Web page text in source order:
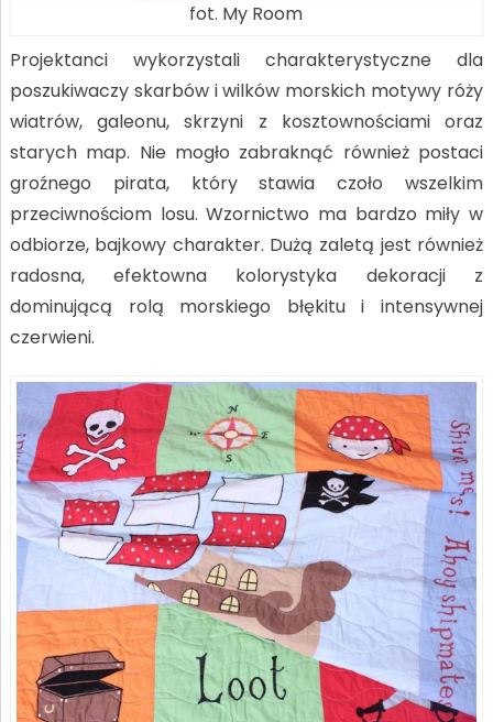
fot. My Room
Projektanci wykorzystali charakterystyczne dla
poszukiwaczy skarbów i wilków morskich motywy róży
wiatrów, galeonu, skrzyni z kosztownościami oraz
starych map. Nie mogło zabraknąć również postaci
groźnego pirata, który stawia czoło wszelkim
przeciwnościom losu. Wzornictwo ma bardzo miły w
odbiorze, bajkowy charakter. Dużą zaletą jest również
radosna, efektowna kolorystyka dekoracji z
dominującą rolą morskiego błękitu i intensywnej
czerwieni.